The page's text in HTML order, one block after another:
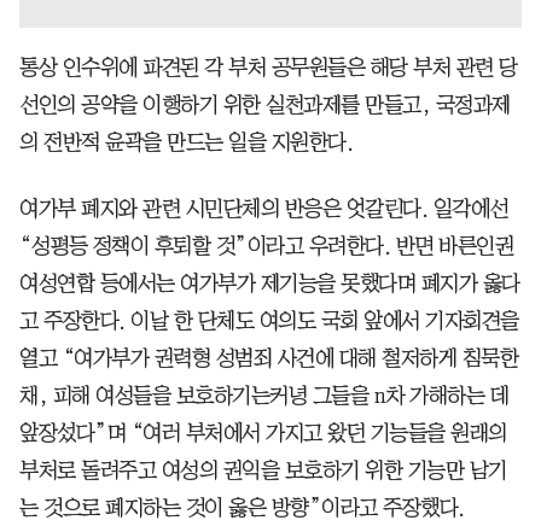
통상 인수위에 파견된 각 부처 공무원들은 해당 부처 관련 당
선인의 공약을 이행하기 위한 실천과제를 만들고, 국정과제
의 전반적 윤곽을 만드는 일을 지원한다.
여가부 폐지와 관련 시민단체의 반응은 엇갈린다. 일각에선
“성평등 정책이 후퇴할 것”이라고 우려한다. 반면 바른인권
여성연합 등에서는 여가부가 제기능을 못했다며 폐지가 옳다
고 주장한다. 이날 한 단체도 여의도 국회 앞에서 기자회견을
열고 “여가부가 권력형 성범죄 사건에 대해 철저하게 침묵한
채, 피해 여성들을 보호하기는커녕 그들을 n차 가해하는 데
앞장섰다”며 “여러 부처에서 가지고 왔던 기능들을 원래의
부처로 돌려주고 여성의 권익을 보호하기 위한 기능만 남기
는 것으로 폐지하는 것이 옳은 방향”이라고 주장했다.